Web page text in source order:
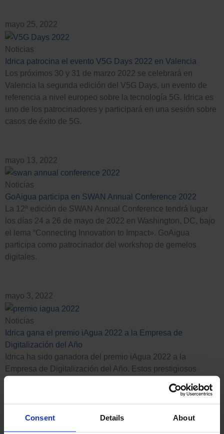
Consent Details About
mayo 25, 2022
Noticias
Idrica patrocina el evento V5G Days 2022 en Valencia
Los próximos 30 y 31 de marzo 2022 se celebrará en
Valencia la segunda edición del V5G Days, un evento de
referencia a nivel europeo sobre la tecnología 5G. Idrica es
uno de los patrocinadores y participará en una sesión sobre
casos de éxito de 5G.
mayo 13, 2022
Noticias
GoAigua participa en SWAN Annual Conference 2022
La 12ª edición de SWAN Annual Conference tendrá lugar
los días 24 a 26 de mayo de 2022 en Washington, DC, bajo
el lema “Connecting Innovation to Impact». GoAigua
participa como patrocinador del workshop de gemelos
digitales.
mayo 3, 2022
Noticias
Idrica gana el premio iAgua 2022 a la Empresa de
Digitalización del Año
Idrica ha sido ganadora del premio iAgua 2022 a la
Empresa de Digitalización del Año. Estos prestigiosos
profesionales más destacados en el sector del agua.
mayo 2, 2022